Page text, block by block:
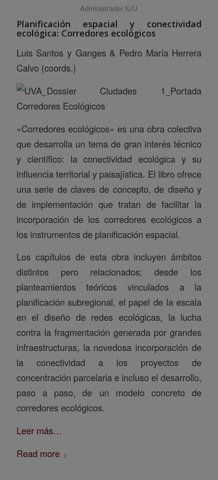
Administrador IUU
Planificación espacial y conectividad
ecológica: Corredores ecológicos
Luis Santos y Ganges & Pedro María Herrera
Calvo (coords.)
«Corredores ecológicos» es una obra colectiva
que desarrolla un tema de gran interés técnico
y científico: la conectividad ecológica y su
influencia territorial y paisajística. El libro ofrece
una serie de claves de concepto, de diseño y
de implementación que tratan de facilitar la
incorporación de los corredores ecológicos a
los instrumentos de planificación espacial.
Los capítulos de esta obra incluyen ámbitos
distintos pero relacionados; desde los
planteamientos teóricos vinculados a la
planificación subregional, el papel de la escala
en el diseño de redes ecológicas, la lucha
contra la fragmentación generada por grandes
infraestructuras, la novedosa incorporación de
la conectividad a los proyectos de
concentración parcelaria e incluso el desarrollo,
paso a paso, de un modelo concreto de
corredores ecológicos.
Leer más…
Read more